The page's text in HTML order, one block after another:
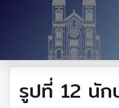
รูปที่ 12 นั